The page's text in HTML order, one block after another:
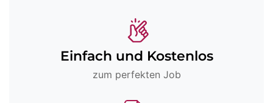
Einfach und Kostenlos
zum perfekten Job